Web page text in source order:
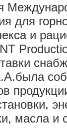
и
масла и